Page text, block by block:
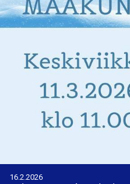
16.2.2026